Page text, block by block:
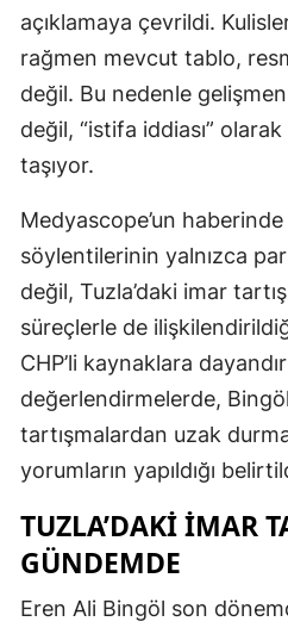
açıklamaya çevrildi.
rağmen mevcut tablo,
değil. Bu nedenle
değil, “istifa iddiası” olarak
taşıyor.
Medyascope’un
söylentilerinin yalnızca
değil, Tuzla’daki imar
süreçlerle de
CHP’li kaynaklara
değerlendirmelerde,
tartışmalardan uzak
yorumların yapıldığı
TUZLA’DAKI IMAR
GÜNDEMDE
Eren Ali Bingöl son